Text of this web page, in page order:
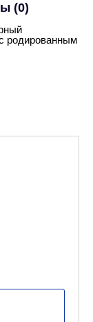
(0)
родированным